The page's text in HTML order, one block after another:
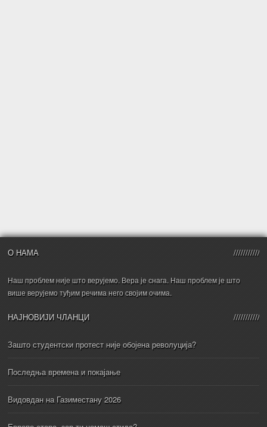
О НАМА
Наш проблем није што верујемо. Вера је снага. Наш проблем је што
више верујемо туђим речима него својим очима.
НАЈНОВИЈИ ЧЛАНЦИ
Зашто студентски протест није обојена револуција?
Последња времена и покајање
Видовдан на Газиместану 2026